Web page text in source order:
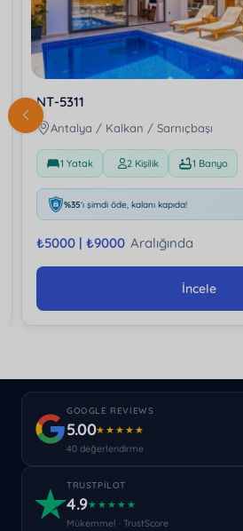
NT-5311
Antalya / Kalkan / Sarnıçbaşı
1 Yatak 2 Kişilik 1 Banyo
%35'ı şimdi öde, kalanı kapıda!
₺5000 | ₺9000 Aralığında
İncele
GOOGLE REVIEWS
5.00★★★★★
40 değerlendirme
TRUSTPILOT
4.9★★★★★
Mükemmel · TrustScore